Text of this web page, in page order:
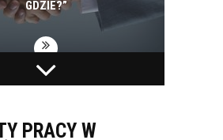
GDZIE?”
BIAŁYSTOK NA
SMART
ZŁ. ZAPOWIADA
KOLEJNE
PEPSICO INWESTUJE
EKOLOGIĘ. W CIĄGU
ZUŻYCIE ENERGII I
WODY SPADŁO W
PRACY W